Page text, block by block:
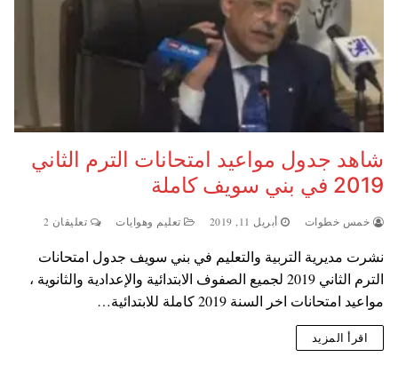
شاهد جدول مواعيد امتحانات الترم الثاني
2019 في بني سويف كاملة
خمس خطوات أبريل 11, 2019 تعليم وهوايات تعليقان 2
نشرت مديرية التربية والتعليم في بني سويف جدول امتحانات
الترم الثاني 2019 لجميع الصفوف الابتدائية والإعدادية والثانوية ،
مواعيد امتحانات اخر السنة 2019 كاملة للابتدائية…
اقرأ المزيد